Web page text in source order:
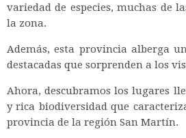
variedad de especies, muchas de
la zona.
Además, esta provincia alberga
destacadas que sorprenden a los
Ahora, descubramos los lugares
y rica biodiversidad que
provincia de la región San Martín.